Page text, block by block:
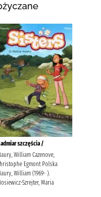
szczęścia /
William Cazenove,
Egmont Polska
William (1969- ).
Szrejter, Maria